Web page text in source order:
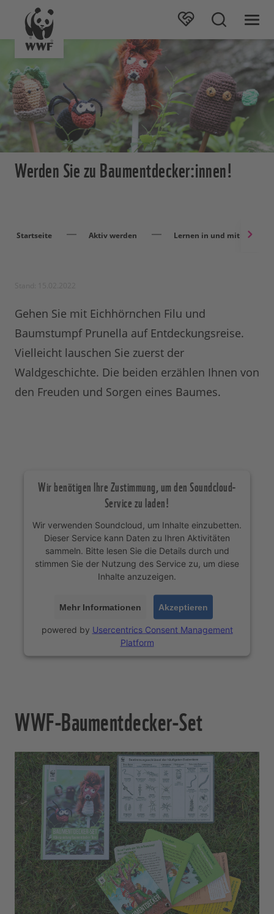
Werden Sie zu Baumentdecker:innen!
Startseite Aktiv werden Lernen in und mit der
Gehen Sie mit Eichhörnchen Filu und
Baumstumpf Prunella auf Entdeckungsreise.
Vielleicht lauschen Sie zuerst der
Waldgeschichte. Die beiden erzählen Ihnen von
den Freuden und Sorgen eines Baumes.
Wir benötigen Ihre Zustimmung, um den Soundcloud-
Service zu laden!
Wir verwenden Soundcloud, um Inhalte einzubetten.
Dieser Service kann Daten zu Ihren Aktivitäten
sammeln. Bitte lesen Sie die Details durch und
stimmen Sie der Nutzung des Service zu, um diese
Inhalte anzuzeigen.
Mehr Informationen Akzeptieren
powered by Usercentrics Consent Management
Platform
WWF-Baumentdecker-Set